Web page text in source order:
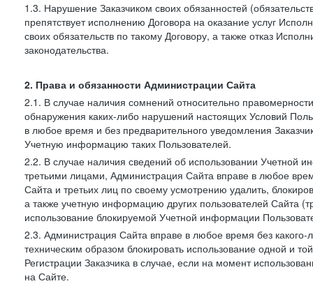
1.3. Нарушение Заказчиком своих обязанностей
препятствует исполнению Договора на оказание услуг
своих обязательств по такому Договору, а также отказ
законодательства.
2. Права и обязанности Администрации Сайта
2.1. В случае наличия сомнений относительно
обнаружения каких-либо нарушений настоящих Условий
в любое время и без предварительного уведомления
Учетную информацию таких Пользователей.
2.2. В случае наличия сведений об использовании Учетной
третьими лицами, Администрация Сайта вправе в любое
Сайта и третьих лиц по своему усмотрению удалить,
а также учетную информацию других пользователей Сайта
использование блокируемой Учетной информации
2.3. Администрация Сайта вправе в любое время без
техническим образом блокировать использование одной и
Регистрации Заказчика в случае, если на момент
на Сайте.